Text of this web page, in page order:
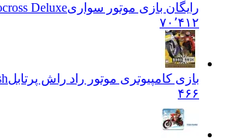
رایگان بازی موتور سواریMotocross Deluxe
۷۰٬۴۱۲
بازی کامپیوتری موتور راد راش پرتابل Rash